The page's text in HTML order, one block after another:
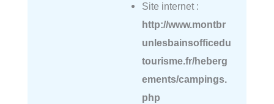
Site internet :
http://www.montbr
unlesbainsofficedu
tourisme.fr/heberg
ements/campings.
php